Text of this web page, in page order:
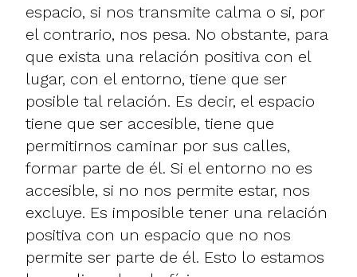
espacio, si nos transmite calma o si, por
el contrario, nos pesa. No obstante, para
que exista una relación positiva con el
lugar, con el entorno, tiene que ser
posible tal relación. Es decir, el espacio
tiene que ser accesible, tiene que
permitirnos caminar por sus calles,
formar parte de él. Si el entorno no es
accesible, si no nos permite estar, nos
excluye. Es imposible tener una relación
positiva con un espacio que no nos
permite ser parte de él. Esto lo estamos